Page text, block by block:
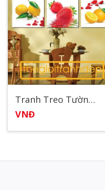
Tranh Treo Tường Phòng Ăn 16
VNĐ